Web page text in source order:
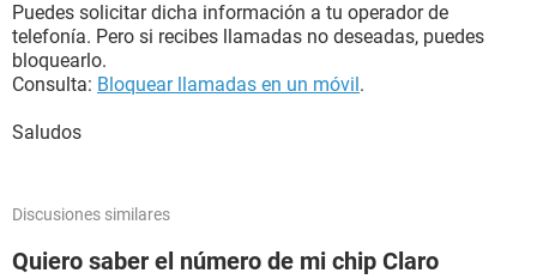
Puedes solicitar dicha información a tu operador de
telefonía. Pero si recibes llamadas no deseadas, puedes
bloquearlo.
Consulta: Bloquear llamadas en un móvil.
Saludos
Discusiones similares
Quiero saber el número de mi chip Claro